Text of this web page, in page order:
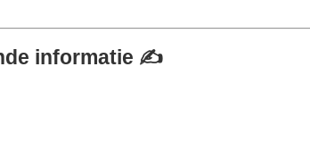
informatie ✍️